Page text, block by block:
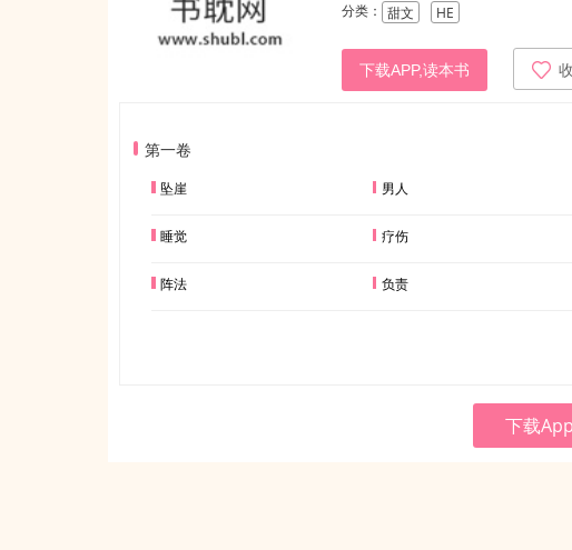
分类： 甜文 HE
下载APP,读本书
第一卷
坠崖 男人
睡觉 疗伤
阵法 负责
下载